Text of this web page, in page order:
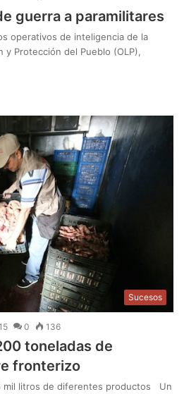
guerra a paramilitares
operativos de inteligencia de la
y Protección del Pueblo (OLP),
Sucesos
0 136
toneladas de
fronterizo
mil litros de diferentes productos Un